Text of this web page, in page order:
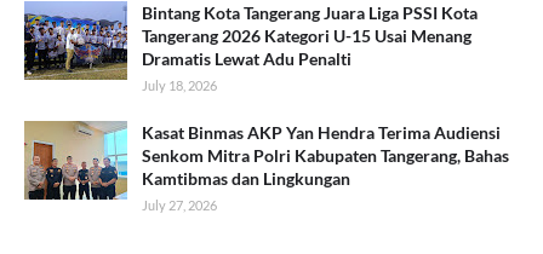
Bintang Kota Tangerang Juara Liga PSSI Kota
Tangerang 2026 Kategori U-15 Usai Menang
Dramatis Lewat Adu Penalti
July 18, 2026
Kasat Binmas AKP Yan Hendra Terima Audiensi
Senkom Mitra Polri Kabupaten Tangerang, Bahas
Kamtibmas dan Lingkungan
July 27, 2026